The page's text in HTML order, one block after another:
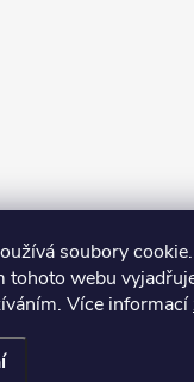
soubory
tohoto webu
Více informací